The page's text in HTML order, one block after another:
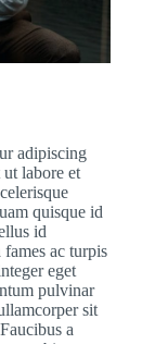
adipiscing
labore et
quisque id
id
ac turpis
eget
pulvinar
sit
a